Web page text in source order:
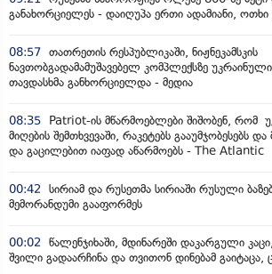
განახორციელეს - დაიღუპა ერთი ადამიანი, ოთხი
08:57 თათრეთის რესპუბლიკაში, ნიჟნეკამსკის
ნავთობგადამამუშავებელ კომპლექსზე
თავდასხმა განხორციელდა - მედია
08:35
Patriot-ის მწარმოებლები შიშობენ, რომ
მიღების შემთხვევაში, რაკეტებს გააუმჯობესებს
და გაცილებით იაფად აწარმოებს - The Atlantic
00:42
სირიამ და რუსეთმა სირიაში რუსული
მემორანდუმი გააფორმეს
00:02
წალენჯიხაში, მდინარეში დაკარგული
შვილი გადაარჩინა და თვითონ დინებამ გაიტაცა,